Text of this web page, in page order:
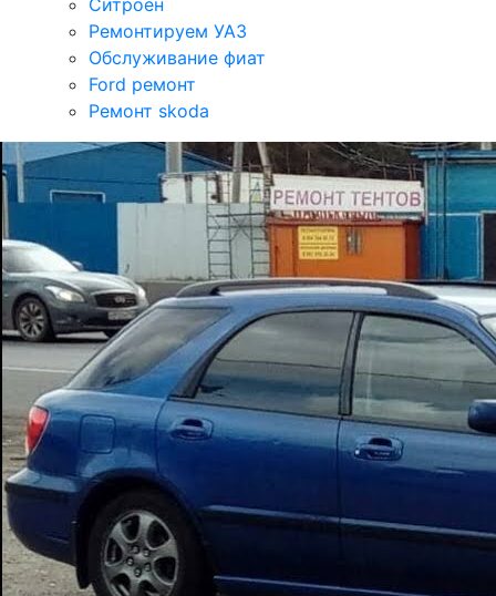
Ситроен
Ремонтируем УАЗ
Обслуживание фиат
Ford ремонт
Ремонт skoda